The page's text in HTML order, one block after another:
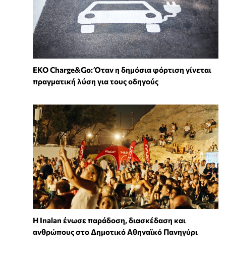
EKO Charge&Go: Όταν η δημόσια φόρτιση γίνεται
πραγματική λύση για τους οδηγούς
Η Inalan ένωσε παράδοση, διασκέδαση και
ανθρώπους στο Δημοτικό Αθηναϊκό Πανηγύρι